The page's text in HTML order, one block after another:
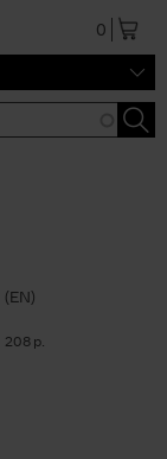
0
(EN)
208